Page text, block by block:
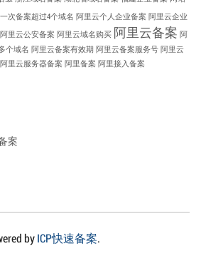
次备案超过4个域名 阿里云个人企业备案 阿里云企业
阿里云公安备案 阿里云域名购买 阿里云备案 阿
个域名 阿里云备案有效期 阿里云备案服务号 阿里云
阿里云服务器备案 阿里备案 阿里接入备案
案
byICP快速备案.